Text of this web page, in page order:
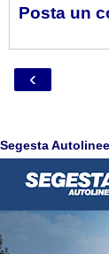
Posta un
‹
Segesta Autolinee